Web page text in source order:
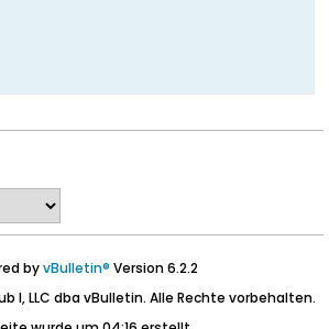
byvBulletin® Version 6.2.2
I, LLC dba vBulletin. Alle Rechte vorbehalten.